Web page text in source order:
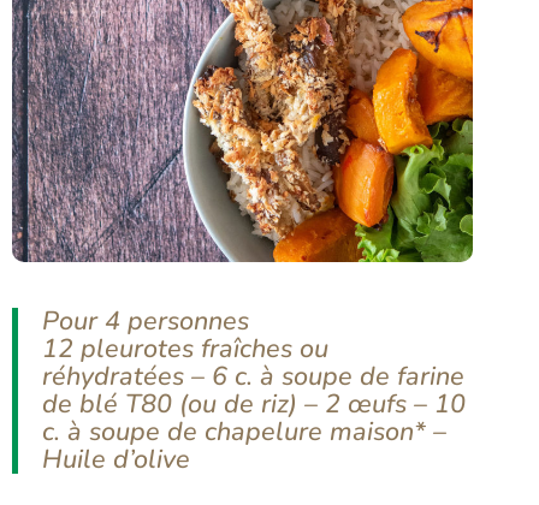
Pour 4 personnes
12 pleurotes fraîches ou
réhydratées – 6 c. à soupe de farine
de blé T80 (ou de riz) – 2 œufs – 10
c. à soupe de chapelure maison* –
Huile d’olive